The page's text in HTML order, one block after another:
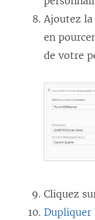
Ajoutez
en
de votre
Cliquez
Dupliquer